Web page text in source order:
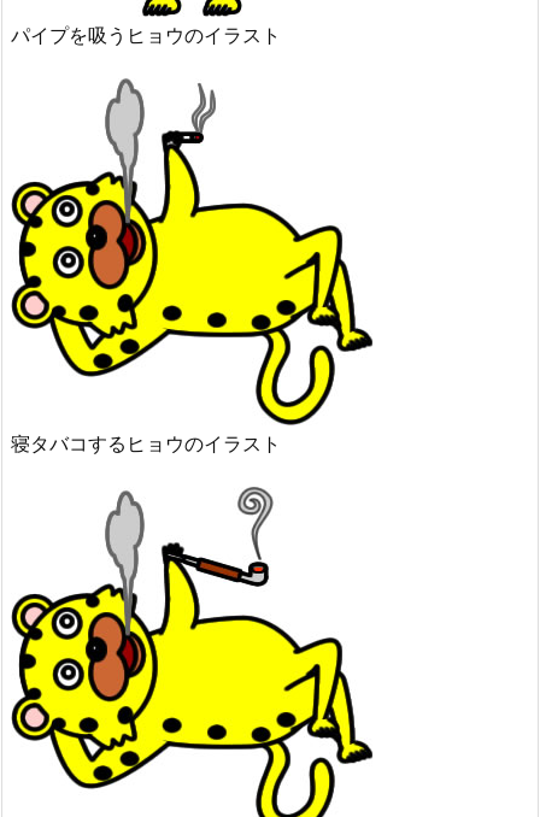
パイプを吸うヒョウのイラスト
寝タバコするヒョウのイラスト